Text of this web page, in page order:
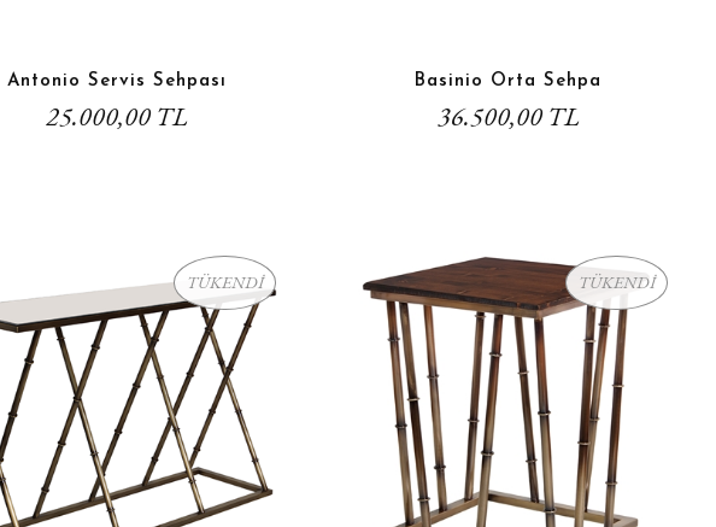
Antonio Servis Sehpası
25.000,00 TL
Basinio Orta Sehpa
36.500,00 TL
TÜKENDİ TÜKENDİ